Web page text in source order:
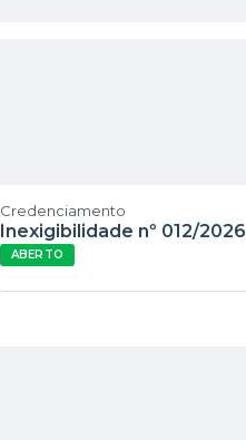
Credenciamento
Inexigibilidade nº 012/2026
ABERTO